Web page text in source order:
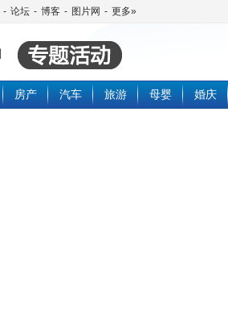
- 论坛 - 博客 - 图片网 - 更多»
房产 汽车 旅游 母婴 婚庆